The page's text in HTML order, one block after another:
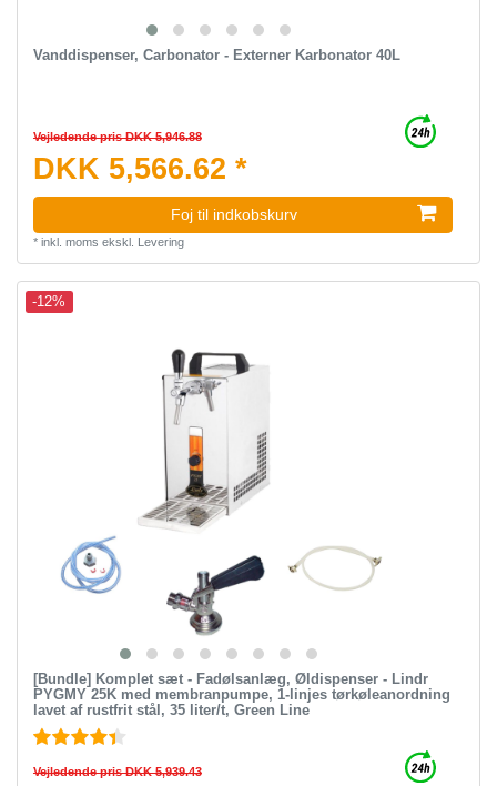
Vanddispenser, Carbonator - Externer Karbonator 40L
Vejledende pris DKK 5,946.88
DKK 5,566.62 *
Foj til indkobskurv
* inkl. moms ekskl. Levering
-12%
[Bundle] Komplet sæt - Fadølsanlæg, Øldispenser - Lindr
PYGMY 25K med membranpumpe, 1-linjes tørkøleanordning
lavet af rustfrit stål, 35 liter/t, Green Line
Vejledende pris DKK 5,939.43